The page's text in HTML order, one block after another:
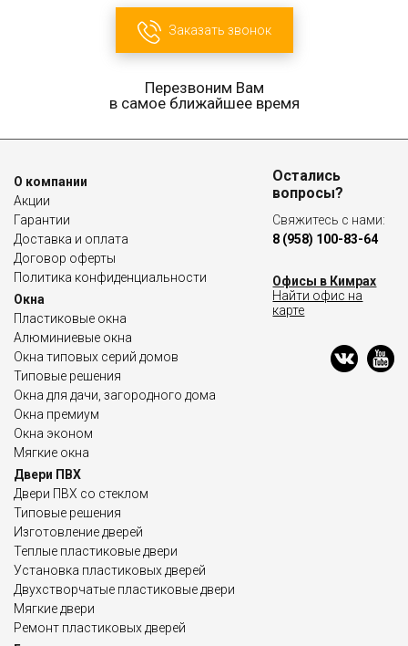
Заказать звонок
Перезвоним Вам
в самое ближайшее время
О компании
Акции
Гарантии
Доставка и оплата
Договор оферты
Политика конфиденциальности
Окна
Пластиковые окна
Алюминиевые окна
Окна типовых серий домов
Типовые решения
Окна для дачи, загородного дома
Окна премиум
Окна эконом
Мягкие окна
Двери ПВХ
Двери ПВХ со стеклом
Типовые решения
Изготовление дверей
Теплые пластиковые двери
Установка пластиковых дверей
Двухстворчатые пластиковые двери
Мягкие двери
Ремонт пластиковых дверей
Остались
вопросы?
Свяжитесь с нами:
8 (958) 100-83-64
Офисы в Кимрах
Найти офис на
карте